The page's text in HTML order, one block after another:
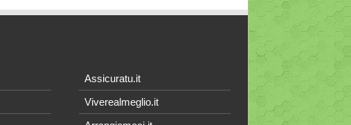
Assicuratu.it
Viverealmeglio.it